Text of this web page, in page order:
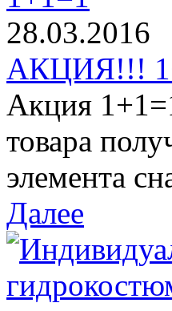
28.03.2016
АКЦИЯ!!!
Акция
товара
элемента
Далее